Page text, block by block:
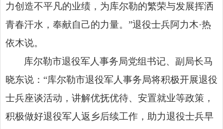
力创造不平凡的业绩，为库尔勒的繁荣与发展挥洒
青春汗水，奉献自己的力量。”退役士兵阿力木·热
依木说。
库尔勒市退役军人事务局党组书记、副局长马
晓东说：“库尔勒市退役军人事务局将积极开展退役
士兵座谈活动，讲解优抚优待、安置就业等政策，
积极做好退役军人返乡后续工作，助力退役士兵早